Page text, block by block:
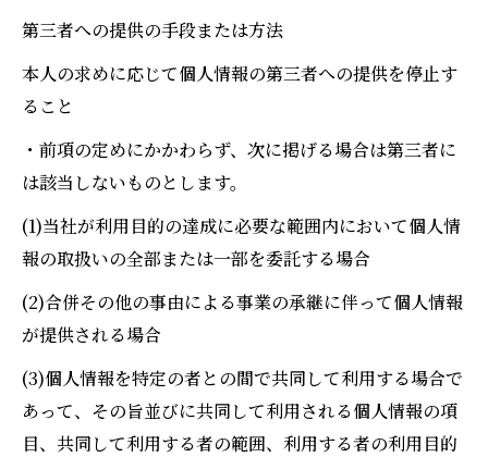
第三者への提供の手段または方法
本人の求めに応じて個人情報の第三者への提供を停止す
ること
・前項の定めにかかわらず、次に掲げる場合は第三者に
は該当しないものとします。
(1)当社が利用目的の達成に必要な範囲内において個人情
報の取扱いの全部または一部を委託する場合
(2)合併その他の事由による事業の承継に伴って個人情報
が提供される場合
(3)個人情報を特定の者との間で共同して利用する場合で
あって、その旨並びに共同して利用される個人情報の項
目、共同して利用する者の範囲、利用する者の利用目的